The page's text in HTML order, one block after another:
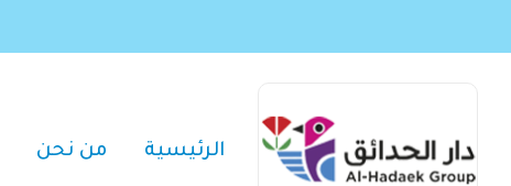
الرئيسية من نحن